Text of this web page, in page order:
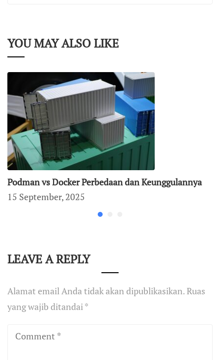
YOU MAY ALSO LIKE
Podman vs Docker Perbedaan dan Keunggulannya
15 September, 2025
LEAVE A REPLY
Alamat email Anda tidak akan dipublikasikan.Ruas
yang wajib ditandai*